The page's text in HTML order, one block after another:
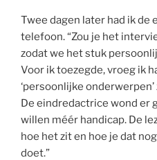
Twee dagen later had ik de
telefoon. “Zou je het
zodat we het stuk
Voor ik toezegde, vroeg ik
‘persoonlijke
De eindredactrice wond er
willen méér handicap. De
hoe het zit en hoe je dat
doet.”